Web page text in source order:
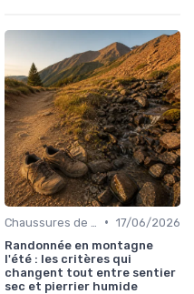
• 17/06/2026
Randonnée en montagne
l'été : les critères qui
changent tout entre sentier
sec et pierrier humide